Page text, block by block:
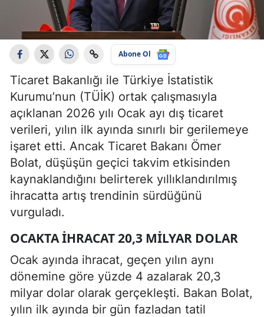
Abone Ol
Ticaret Bakanlığı ile Türkiye İstatistik
Kurumu’nun (TÜİK) ortak çalışmasıyla
açıklanan 2026 yılı Ocak ayı dış ticaret
verileri, yılın ilk ayında sınırlı bir gerilemeye
işaret etti. Ancak Ticaret Bakanı Ömer
Bolat, düşüşün geçici takvim etkisinden
kaynaklandığını belirterek yıllıklandırılmış
ihracatta artış trendinin sürdüğünü
vurguladı.
OCAKTA İHRACAT 20,3 MILYAR DOLAR
Ocak ayında ihracat, geçen yılın aynı
dönemine göre yüzde 4 azalarak 20,3
milyar dolar olarak gerçekleşti. Bakan Bolat,
yılın ilk ayında bir gün fazladan tatil